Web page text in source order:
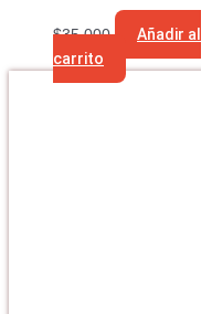
$35.000
Añadir al
carrito